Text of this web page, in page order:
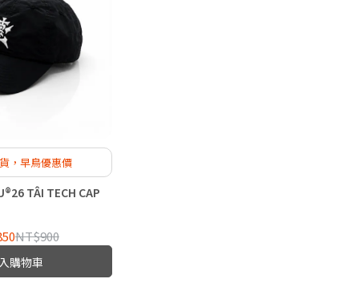
，早鳥優惠價
TÂI TECH CAP
NT$900
購物車